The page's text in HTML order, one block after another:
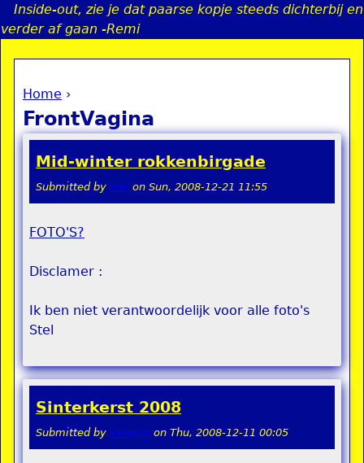
Jump to navigation
Inside-out, zie je dat paarse kopje steeds dichterbij en
verder af gaan -Remi
You are here
Home ›
FrontVagina
Mid-winter rokkenbirgade
Submitted by stel on Sun, 2008-12-21 11:55
FOTO'S?
Disclamer :
Ik ben niet verantwoordelijk voor alle foto's
Stel
Sinterkerst 2008
Submitted by Velasca on Thu, 2008-12-11 00:05